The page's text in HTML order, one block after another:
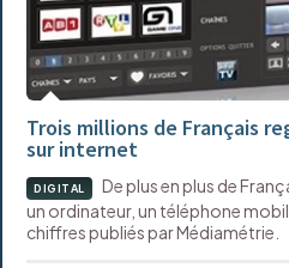
Trois millions de Français
sur internet
DIGITAL
De plus en plus de
un ordinateur, un téléphone
chiffres publiés par Médiamétrie.